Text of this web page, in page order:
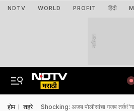
NDTV WORLD PROFIT हिंदी
जाहिरात
होम शहरे Shocking: अजब पोलीसांचा गजब